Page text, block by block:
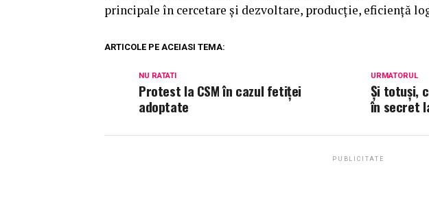
principale în cercetare şi dezvoltare, producţie, eficienţă
ARTICOLE PE ACEIASI TEMA:
URMATORUL
Și totuși,
în secret
NU RATATI
Protest la CSM în cazul fetiței
adoptate
PUBLICITATE